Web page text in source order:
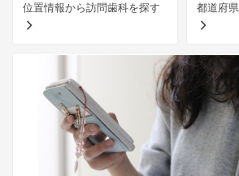
位置情報から訪問歯科を探す 都道府